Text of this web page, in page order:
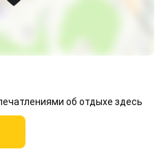
об отдыхе здесь